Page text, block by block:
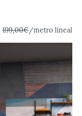
199,00€/metro lineal